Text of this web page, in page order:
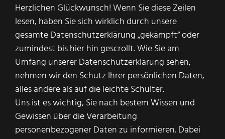
Herzlichen Glückwunsch! Wenn Sie diese Zeilen
lesen, haben Sie sich wirklich durch unsere
gesamte Datenschutzerklärung „gekämpft“ oder
zumindest bis hier hin gescrollt. Wie Sie am
Umfang unserer Datenschutzerklärung sehen,
nehmen wir den Schutz Ihrer persönlichen Daten,
alles andere als auf die leichte Schulter.
Uns ist es wichtig, Sie nach bestem Wissen und
Gewissen über die Verarbeitung
personenbezogener Daten zu informieren. Dabei